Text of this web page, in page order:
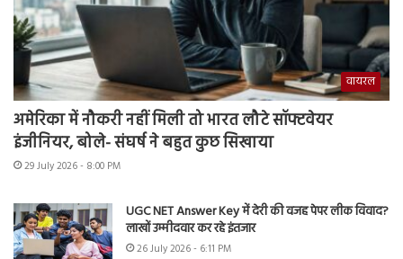
वायरल
अमेरिका में नौकरी नहीं मिली तो भारत लौटे सॉफ्टवेयर
इंजीनियर, बोले- संघर्ष ने बहुत कुछ सिखाया
29 July 2026 - 8:00 PM
UGC NET Answer Key में देरी की वजह पेपर लीक विवाद?
लाखों उम्मीदवार कर रहे इंतजार
26 July 2026 - 6:11 PM